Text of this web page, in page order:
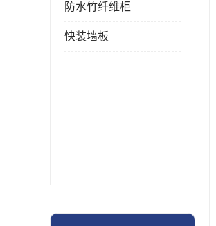
防水竹纤维柜
快装墙板